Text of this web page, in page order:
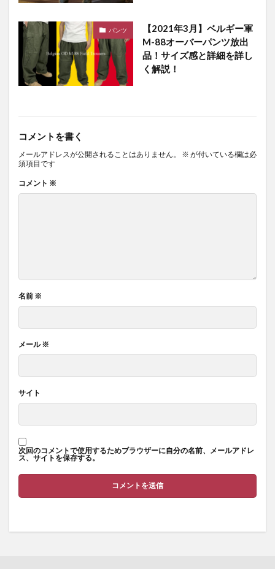
パンツ
【2021年3月】ベルギー軍
M-88オーバーパンツ放出
品！サイズ感と詳細を詳し
く解説！
コメントを書く
メールアドレスが公開されることはありません。 ※ が付いている欄は必
須項目です
コメント ※
名前 ※
メール※
サイト
次回のコメントで使用するためブラウザーに自分の名前、メールアドレ
ス、サイトを保存する。